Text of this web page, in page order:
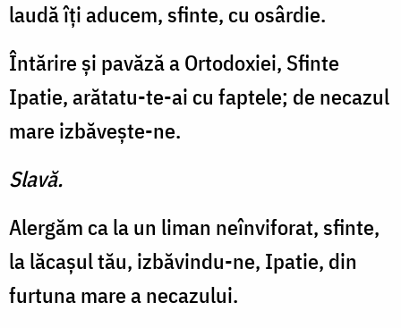
laudă îţi aducem, sfinte, cu osârdie.
Întărire şi pavăză a Ortodoxiei, Sfinte
Ipatie, arătatu-te-ai cu faptele; de necazul
mare izbăveşte-ne.
Slavă.
Alergăm ca la un liman neînviforat, sfinte,
la lăcaşul tău, izbăvindu-ne, Ipatie, din
furtuna mare a necazului.